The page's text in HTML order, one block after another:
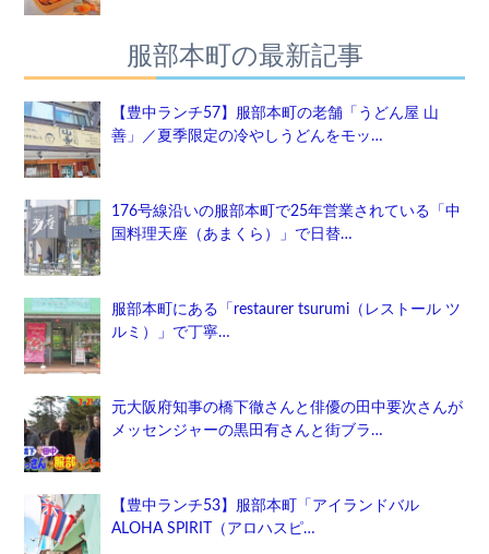
服部本町の最新記事
【豊中ランチ57】服部本町の老舗「うどん屋 山
善」／夏季限定の冷やしうどんをモッ…
176号線沿いの服部本町で25年営業されている「中
国料理天座（あまくら）」で日替…
服部本町にある「restaurer tsurumi（レストール ツ
ルミ）」で丁寧…
元大阪府知事の橋下徹さんと俳優の田中要次さんが
メッセンジャーの黒田有さんと街ブラ…
【豊中ランチ53】服部本町「アイランドバル
ALOHA SPIRIT（アロハスピ…